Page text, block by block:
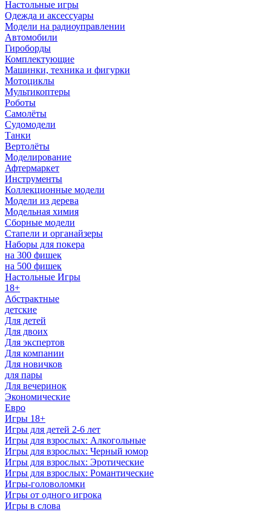
Настольные игры
Одежда и аксессуары
Модели на радиоуправлении
Автомобили
Гироборды
Комплектующие
Машинки, техника и фигурки
Мотоциклы
Мультикоптеры
Роботы
Самолёты
Судомодели
Танки
Вертолёты
Моделирование
Афтермаркет
Инструменты
Коллекционные модели
Модели из дерева
Модельная химия
Сборные модели
Стапели и органайзеры
Наборы для покера
на 300 фишек
на 500 фишек
Настольные Игры
18+
Абстрактные
детские
Для детей
Для двоих
Для экспертов
Для компании
Для новичков
для пары
Для вечеринок
Экономические
Евро
Игры 18+
Игры для детей 2-6 лет
Игры для взрослых: Алкогольные
Игры для взрослых: Черный юмор
Игры для взрослых: Эротические
Игры для взрослых: Романтические
Игры-головоломки
Игры от одного игрока
Игры в слова